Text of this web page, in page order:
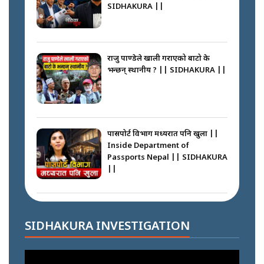
भयो ? के के भयो ? || SUNSARI
CASE || SIDHAKURA || THE
REPORTER ||
प्रहरी ? Police repeatedly fail to
control crowds ?
SIDHAKURA || THE REPORTER
SIDHAKURA ||
राजु पाण्डेले खाली गराएको बाटो के
भन्छन् स्थानीय ? || SIDHAKURA ||
पासपोर्ट विभाग मध्यरात पनि खुला ||
Inside Department of
Passports Nepal || SIDHAKURA
the Gas Go? || SIDHAKURA ||
SIDHAKURA INVESTIGATION